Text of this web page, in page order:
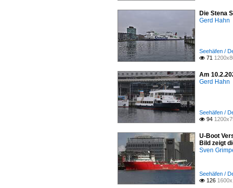
Die Stena
Gerd Hahn
Seehäfen /
 71
Am
Gerd Hahn
Seehäfen /
 94
U-Boot
Bild zeigt
Sven
Seehäfen /
 126